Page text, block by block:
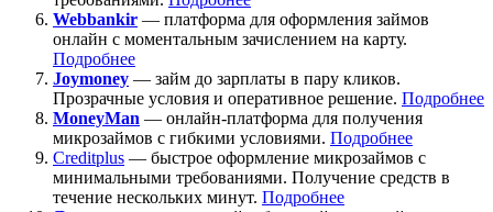
Webbankir — платформа для оформления займов
онлайн с моментальным зачислением на карту.
Подробнее
Joymoney — займ до зарплаты в пару кликов.
Прозрачные условия и оперативное решение. Подробнее
MoneyMan — онлайн-платформа для получения
микрозаймов с гибкими условиями. Подробнее
Creditplus — быстрое оформление микрозаймов с
минимальными требованиями. Получение средств в
течение нескольких минут. Подробнее